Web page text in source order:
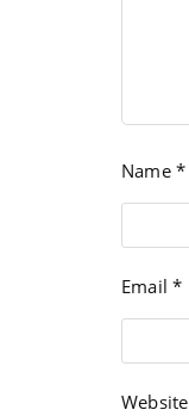
Name *
Email*
Website